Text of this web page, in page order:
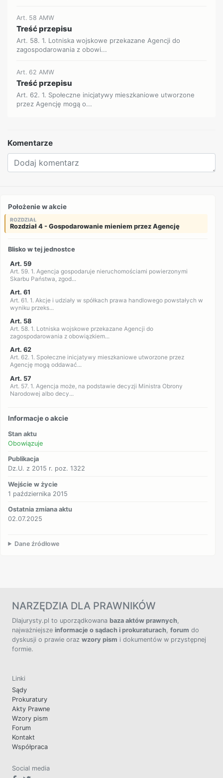
Art. 58 AMW
Treść przepisu
Art. 58. 1. Lotniska wojskowe przekazane Agencji do
zagospodarowania z obowi...
Art. 62 AMW
Treść przepisu
Art. 62. 1. Społeczne inicjatywy mieszkaniowe utworzone
przez Agencję mogą o...
Komentarze
Położenie w akcie
ROZDZIAŁ
Rozdział 4 - Gospodarowanie mieniem przez Agencję
Blisko w tej jednostce
Art. 59
Art. 59. 1. Agencja gospodaruje nieruchomościami powierzonymi
Skarbu Państwa, zgod...
Art. 61
Art. 61. 1. Akcje i udziały w spółkach prawa handlowego powstałych w
wyniku przeks...
Art. 58
Art. 58. 1. Lotniska wojskowe przekazane Agencji do
zagospodarowania z obowiązkiem...
Art. 62
Art. 62. 1. Społeczne inicjatywy mieszkaniowe utworzone przez
Agencję mogą oddawać...
Art. 57
Art. 57. 1. Agencja może, na podstawie decyzji Ministra Obrony
Narodowej albo decy...
Informacje o akcie
Stan aktu
Obowiązuje
Publikacja
Dz.U. z 2015 r. poz. 1322
Wejście w życie
1 października 2015
Ostatnia zmiana aktu
02.07.2025
Dane źródłowe
NARZĘDZIA DLA PRAWNIKÓW
Dlajurysty.pl to uporządkowana baza aktów prawnych,
najważniejsze informacje o sądach i prokuraturach, forum do
dyskusji o prawie oraz wzory pism i dokumentów w przystępnej
formie.
Linki
Sądy
Prokuratury
Akty Prawne
Wzory pism
Forum
Kontakt
Współpraca
Social media